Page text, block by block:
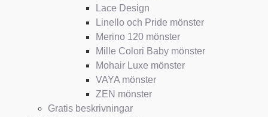
Lace Design
Linello och Pride mönster
Merino 120 mönster
Mille Colori Baby mönster
Mohair Luxe mönster
VAYA mönster
ZEN mönster
Gratis beskrivningar